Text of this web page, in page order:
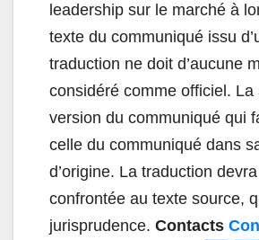
leadership sur le marché à
texte du communiqué issu
traduction ne doit d’aucune
considéré comme officiel. La
version du communiqué qui
celle du communiqué dans
d’origine. La traduction
confrontée au texte source,
jurisprudence. Contacts